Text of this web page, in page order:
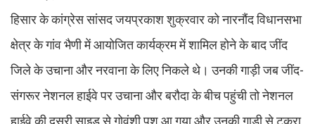
हिसार के कांग्रेस सांसद जयप्रकाश शुक्रवार को नारनौंद विधानसभा
क्षेत्र के गांव भैणी में आयोजित कार्यक्रम में शामिल होने के बाद जींद
जिले के उचाना और नरवाना के लिए निकले थे। उनकी गाड़ी जब जींद-
संगरूर नेशनल हाईवे पर उचाना और बरौदा के बीच पहुंची तो नेशनल